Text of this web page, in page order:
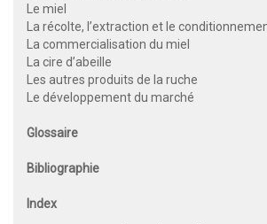
Le miel
La récolte, l’extraction et le
La commercialisation du miel
La cire d’abeille
Les autres produits de la ruche
Le développement du marché
Glossaire
Bibliographie
Index